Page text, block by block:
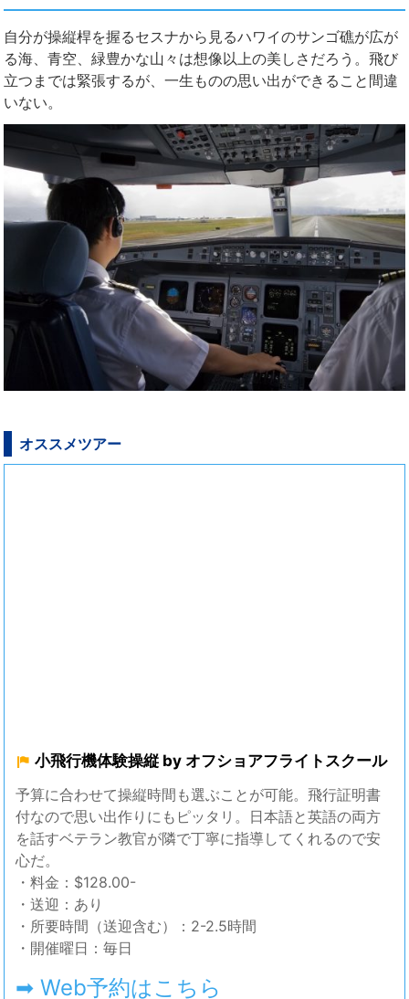
自分が操縦桿を握るセスナから見るハワイのサンゴ礁が広が
る海、青空、緑豊かな山々は想像以上の美しさだろう。飛び
立つまでは緊張するが、一生ものの思い出ができること間違
いない。
オススメツアー
小飛行機体験操縦 by オフショアフライトスクール
予算に合わせて操縦時間も選ぶことが可能。飛行証明書
付なので思い出作りにもピッタリ。日本語と英語の両方
を話すベテラン教官が隣で丁寧に指導してくれるので安
心だ。
・料金：$128.00-
・送迎：あり
・所要時間（送迎含む）：2-2.5時間
・開催曜日：毎日
➡ Web予約はこちら